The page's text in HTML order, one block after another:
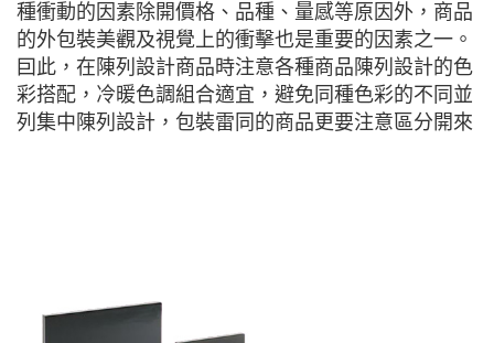
種衝動的因素除開價格、品種、量感等原因外，商品
的外包裝美觀及視覺上的衝擊也是重要的因素之一。
囙此，在陳列設計商品時注意各種商品陳列設計的色
彩搭配，冷暖色調組合適宜，避免同種色彩的不同並
列集中陳列設計，包裝雷同的商品更要注意區分開來